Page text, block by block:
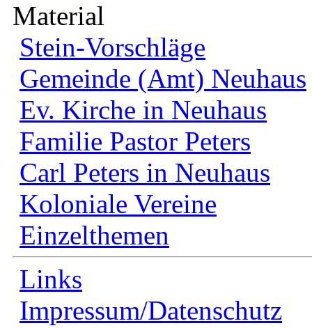
Material
Stein-Vorschläge
Gemeinde (Amt) Neuhaus
Ev. Kirche in Neuhaus
Familie Pastor Peters
Carl Peters in Neuhaus
Koloniale Vereine
Einzelthemen
Links
Impressum/Datenschutz